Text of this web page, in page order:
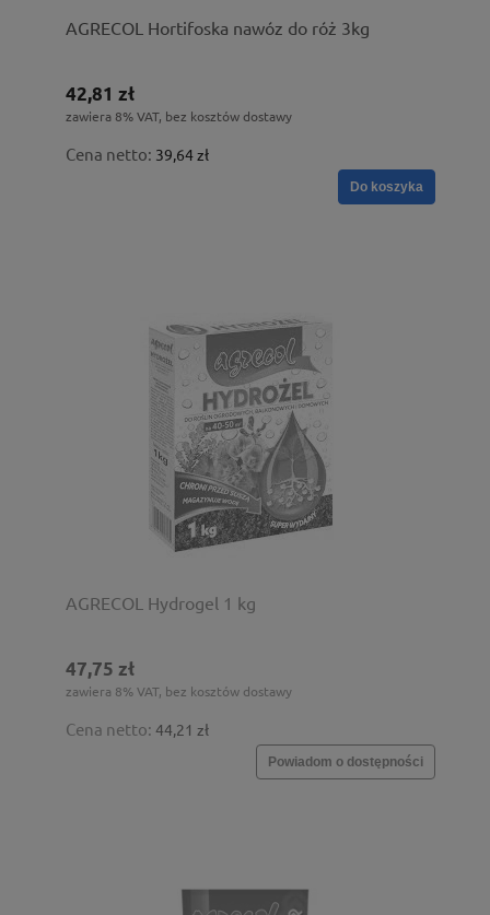
AGRECOL Hortifoska nawóz do róż 3kg
42,81 zł
zawiera 8% VAT, bez kosztów dostawy
Cena netto: 39,64 zł
Do koszyka
AGRECOL Hydrogel 1 kg
47,75 zł
zawiera 8% VAT, bez kosztów dostawy
Cena netto: 44,21 zł
Powiadom o dostępności